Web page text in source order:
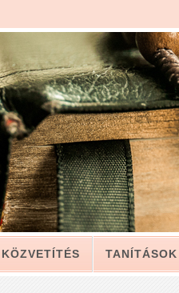
TANÍTÁSOK